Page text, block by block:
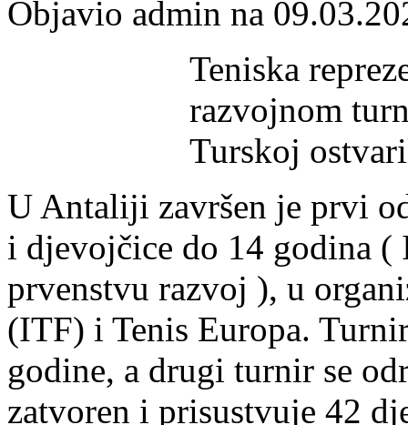
Objavio admin na
Teniska
razvojnom
Turskoj
U Antaliji završen je prvi
i djevojčice do 14 godina
prvenstvu razvoj ), u
(ITF) i Tenis Europa.
godine, a drugi turnir se
zatvoren i prisustvuje 42